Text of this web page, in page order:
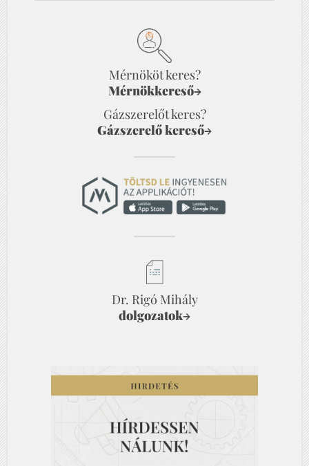
Mérnököt keres?
Mérnökkereső→
Gázszerelőt keres?
Gázszerelő kereső→
Dr. Rigó Mihály
dolgozatok→